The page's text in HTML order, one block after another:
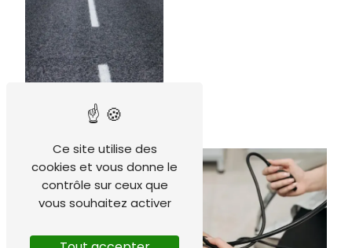
sanitaire et familial
Ce site utilise des
cookies et vous donne le
contrôle sur ceux que
vous souhaitez activer